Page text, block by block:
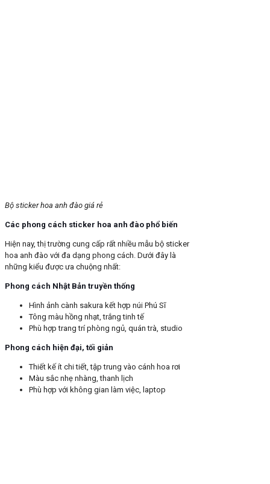
Bộ sticker hoa anh đào giá rẻ
Các phong cách sticker hoa anh đào phổ biến
Hiện nay, thị trường cung cấp rất nhiều mẫu bộ sticker
hoa anh đào với đa dạng phong cách. Dưới đây là
những kiểu được ưa chuộng nhất:
Phong cách Nhật Bản truyền thống
Hình ảnh cành sakura kết hợp núi Phú Sĩ
Tông màu hồng nhạt, trắng tinh tế
Phù hợp trang trí phòng ngủ, quán trà, studio
Phong cách hiện đại, tối giản
Thiết kế ít chi tiết, tập trung vào cánh hoa rơi
Màu sắc nhẹ nhàng, thanh lịch
Phù hợp với không gian làm việc, laptop